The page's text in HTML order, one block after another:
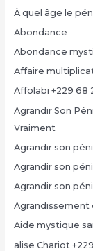
À quel âge le
Abondance
Abondance
Affaire
Affolabi +229 68
Agrandir Son
Vraiment
Agrandir son
Agrandir son
Agrandir son
Agrandissement
Aide mystique
alise Chariot